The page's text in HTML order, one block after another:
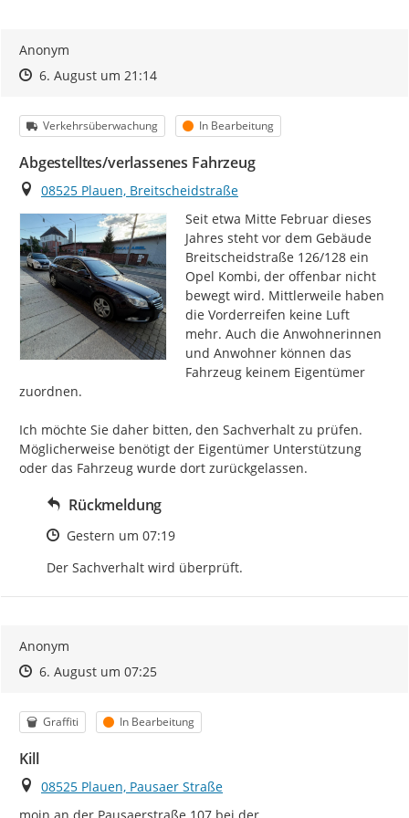
Anonym
Zeitpunkt des Erstellens
Zeitpunkt des Erstellens
6. August um 21:14Zur Äußerung
Kategorie
Verkehrsüberwachung Status
In Bearbeitung
Abgestelltes/verlassenes Fahrzeug
Ort
08525 Plauen, Breitscheidstraße
Seit etwa Mitte Februar dieses
Jahres steht vor dem Gebäude
Breitscheidstraße 126/128 ein
Opel Kombi, der offenbar nicht
bewegt wird. Mittlerweile haben
die Vorderreifen keine Luft
mehr. Auch die Anwohnerinnen
und Anwohner können das
Fahrzeug keinem Eigentümer
zuordnen.
Ich möchte Sie daher bitten, den Sachverhalt zu prüfen.
Möglicherweise benötigt der Eigentümer Unterstützung
oder das Fahrzeug wurde dort zurückgelassen.
Rückmeldung
Zeitpunkt des Erstellens
Gestern um 07:19
Der Sachverhalt wird überprüft.
Anonym
Zeitpunkt des Erstellens
Zeitpunkt des Erstellens
6. August um 07:25Zur Äußerung
Kategorie
Graffiti Status
In Bearbeitung
Kill
Ort
08525 Plauen, Pausaer Straße